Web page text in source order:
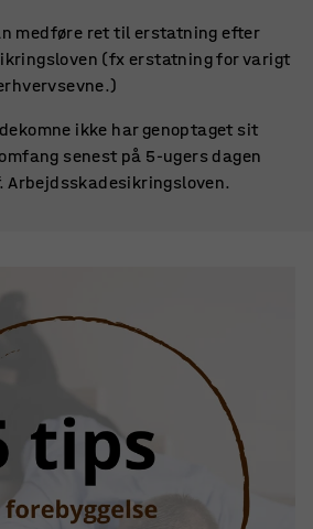
medføre ret til erstatning efter
(fx erstatning for varigt
ikke har genoptaget sit
senest på 5-ugers dagen
Arbejdsskadesikringsloven.